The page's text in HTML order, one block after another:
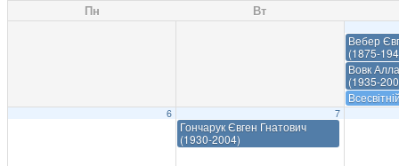
Пн Вт
Вебер
(1875-
Вовк
(1935-
6 7
Гончарук Євген Гнатович
(1930-2004)